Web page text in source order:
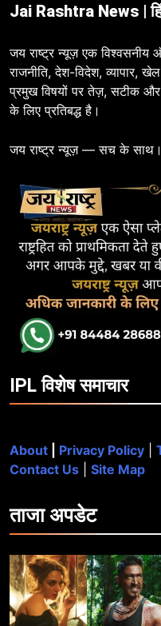
Jai Rashtra News |
जय राष्ट्र न्यूज़ एक विश्वसनीय
राजनीति, देश-विदेश, व्यापार,
प्रमुख विषयों पर तेज़, सटीक और
के लिए प्रतिबद्ध है।
जय राष्ट्र न्यूज़ — सच के साथ।
IPL विशेष समाचार
About Privacy Policy
Contact Us
Site Map
ताजाअपडेट